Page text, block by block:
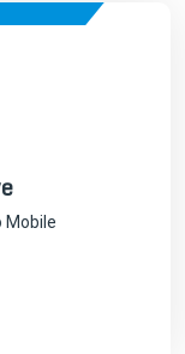
in locale
Mobile